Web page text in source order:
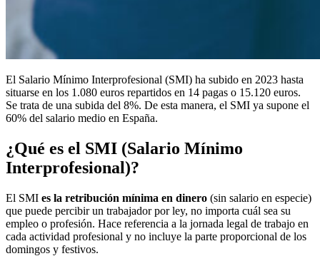
El Salario Mínimo Interprofesional (SMI) ha subido en 2023 hasta
situarse en los 1.080 euros repartidos en 14 pagas o 15.120 euros.
Se trata de una subida del 8%. De esta manera, el SMI ya supone el
60% del salario medio en España.
¿Qué es el SMI (Salario Mínimo
Interprofesional)?
El SMI es la retribución mínima en dinero (sin salario en especie)
que puede percibir un trabajador por ley, no importa cuál sea su
empleo o profesión. Hace referencia a la jornada legal de trabajo en
cada actividad profesional y no incluye la parte proporcional de los
domingos y festivos.